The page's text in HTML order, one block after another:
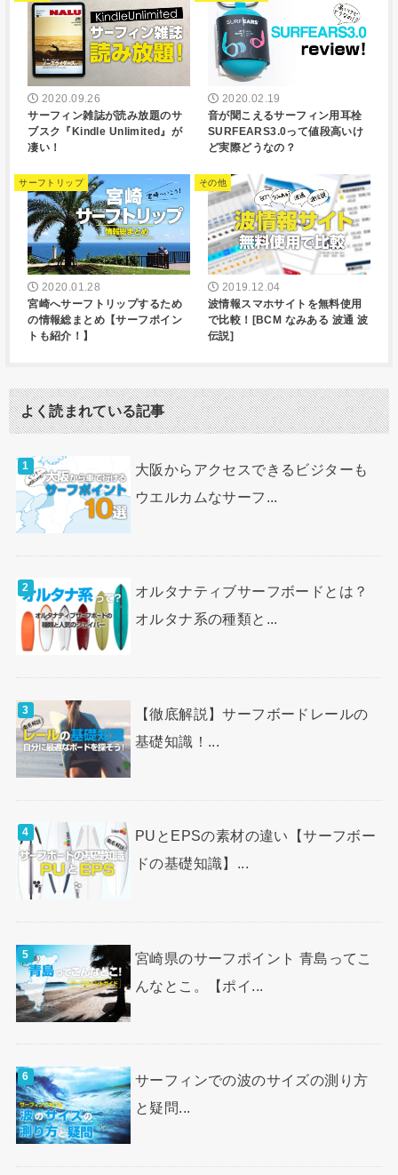
2020.09.26
サーフィン雑誌が読み放題のサ
ブスク『Kindle Unlimited』が
凄い！
2020.02.19
音が聞こえるサーフィン用耳栓
SURFEARS3.0って値段高いけ
ど実際どうなの？
サーフトリップ
2020.01.28
宮崎へサーフトリップするため
の情報総まとめ【サーフポイン
トも紹介！】
その他
2019.12.04
波情報スマホサイトを無料使用
で比較！[BCM なみある 波通 波
伝説]
よく読まれている記事
大阪からアクセスできるビジターも
ウエルカムなサーフ...
オルタナティブサーフボードとは？
オルタナ系の種類と...
【徹底解説】サーフボードレールの
基礎知識！...
PUとEPSの素材の違い【サーフボー
ドの基礎知識】...
宮崎県のサーフポイント 青島ってこ
んなとこ。【ポイ...
サーフィンでの波のサイズの測り方
と疑問...